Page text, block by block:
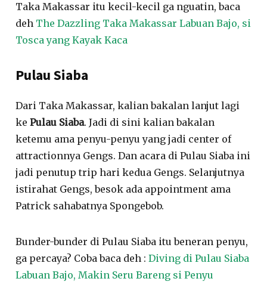
Taka Makassar itu kecil-kecil ga nguatin, baca
deh The Dazzling Taka Makassar Labuan Bajo, si
Tosca yang Kayak Kaca
Pulau Siaba
Dari Taka Makassar, kalian bakalan lanjut lagi
kePulau Siaba. Jadi di sini kalian bakalan
ketemu ama penyu-penyu yang jadi center of
attractionnya Gengs. Dan acara di Pulau Siaba ini
jadi penutup trip hari kedua Gengs. Selanjutnya
istirahat Gengs, besok ada appointment ama
Patrick sahabatnya Spongebob.
Bunder-bunder di Pulau Siaba itu beneran penyu,
ga percaya? Coba baca deh :Diving di Pulau Siaba
Labuan Bajo, Makin Seru Bareng si Penyu